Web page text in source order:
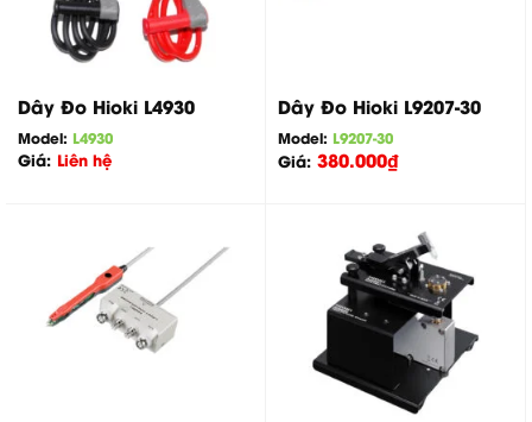
Dây Đo Hioki L4930
Model: L4930
Giá: Liên hệ
Dây Đo Hioki L9207-30
Model: L9207-30
Giá: 380.000₫